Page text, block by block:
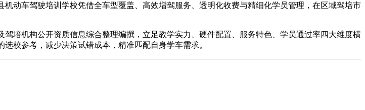
动车驾驶培训学校凭借全车型覆盖、高效增驾服务、透明化收费与精细化学员管理，在区域驾培市
机构公开资质信息综合整理编撰，立足教学实力、硬件配置、服务特色、学员通过率四大维度横
校参考，减少决策试错成本，精准匹配自身学车需求。